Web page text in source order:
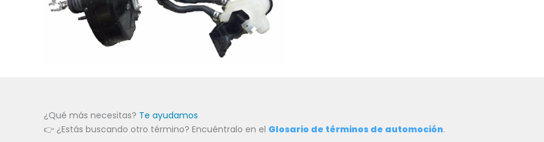
¿Qué más necesitas? Te ayudamos
👉 ¿Estás buscando otro término? Encuéntralo en el Glosario de términos de automoción.